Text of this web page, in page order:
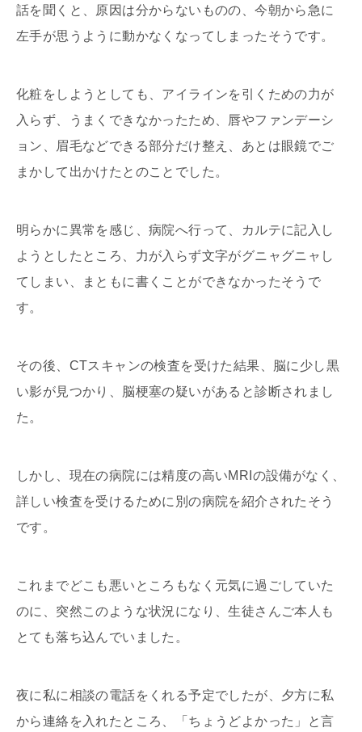
話を聞くと、原因は分からないものの、今朝から急に
左手が思うように動かなくなってしまったそうです。
化粧をしようとしても、アイラインを引くための力が
入らず、うまくできなかったため、唇やファンデーシ
ョン、眉毛などできる部分だけ整え、あとは眼鏡でご
まかして出かけたとのことでした。
明らかに異常を感じ、病院へ行って、カルテに記入し
ようとしたところ、力が入らず文字がグニャグニャし
てしまい、まともに書くことができなかったそうで
す。
その後、 CTスキャンの検査を受けた結果、脳に少し黒
い影が見つかり、脳梗塞の疑いがあると診断されまし
た。
しかし、現在の病院には精度の高いMRI の設備がなく、
詳しい検査を受けるために別の病院を紹介されたそう
です。
これまでどこも悪いところもなく元気に過ごしていた
のに、突然このような状況になり、生徒さんご本人も
とても落ち込んでいました。
夜に私に相談の電話をくれる予定でしたが、夕方に私
から連絡を入れたところ、「ちょうどよかった」と言